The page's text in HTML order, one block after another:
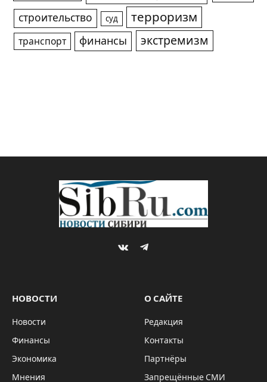
строительство суд терроризм
транспорт финансы экстремизм
VKontakteTelegram
НОВОСТИ
Новости
Финансы
Экономика
Мнения
О САЙТЕ
Редакция
Контакты
Партнёры
Запрещённые СМИ